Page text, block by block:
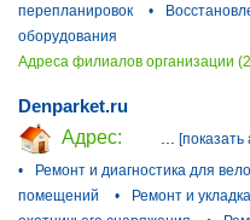
перепланировок
•
оборудования
Адреса филиалов организации
Denparket.ru
Адрес:
... [показать
•
Ремонт и диагностика для
помещений
• Ремонт и